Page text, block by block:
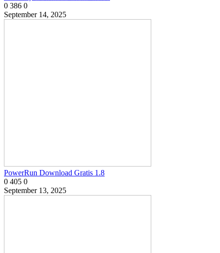
0 386 0
September 14, 2025
PowerRun Download Gratis 1.8
0 405 0
September 13, 2025